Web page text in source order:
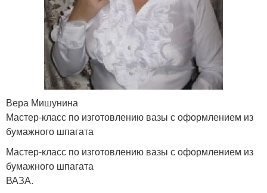
Вера Мишунина
Мастер-класс по изготовлению вазы с оформлением из
бумажного шпагата
Мастер-класс по изготовлению вазы с оформлением из
бумажного шпагата
ВАЗА.